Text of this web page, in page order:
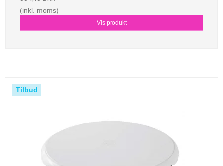
(inkl. moms)
Vis produkt
Tilbud